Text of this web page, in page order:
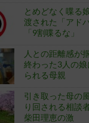
とめどなく喋る
渡された「アド
「9割喋るな」
人との距離感が
終わった3人の娘
られる母親
引き取った母の
り回される相談
柴田理恵の激